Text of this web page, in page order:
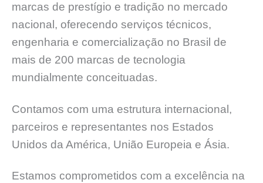
marcas de prestígio e tradição no mercado
nacional, oferecendo serviços técnicos,
engenharia e comercialização no Brasil de
mais de 200 marcas de tecnologia
mundialmente conceituadas.
Contamos com uma estrutura internacional,
parceiros e representantes nos Estados
Unidos da América, União Europeia e Ásia.
Estamos comprometidos com a excelência na